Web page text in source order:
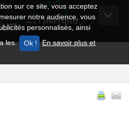
sur ce site, vous acceptez
notre audience, vous
personnalisés, ainsi
les.
En savoir plus et